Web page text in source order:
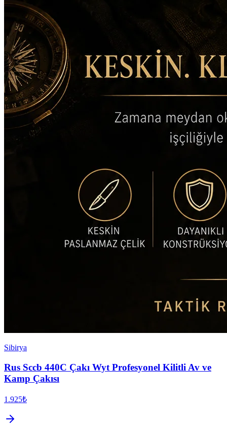
Sibirya
Rus Sccb 440C Çakı Wyt Profesyonel Kilitli Av ve
Kamp Çakısı
1.925₺